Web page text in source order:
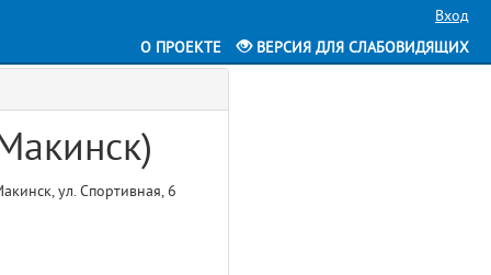
Вход
О ПРОЕКТЕ
ВЕРСИЯ ДЛЯ СЛАБОВИДЯЩИХ
ул. Спортивная, 6